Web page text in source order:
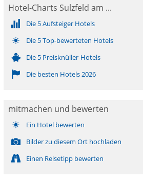
Hotel-Charts Sulzfeld am ...
Die 5 Aufsteiger Hotels
Die 5 Top-bewerteten Hotels
Die 5 Preisknüller-Hotels
Die besten Hotels 2026
mitmachen und bewerten
Ein Hotel bewerten
Bilder zu diesem Ort hochladen
Einen Reisetipp bewerten